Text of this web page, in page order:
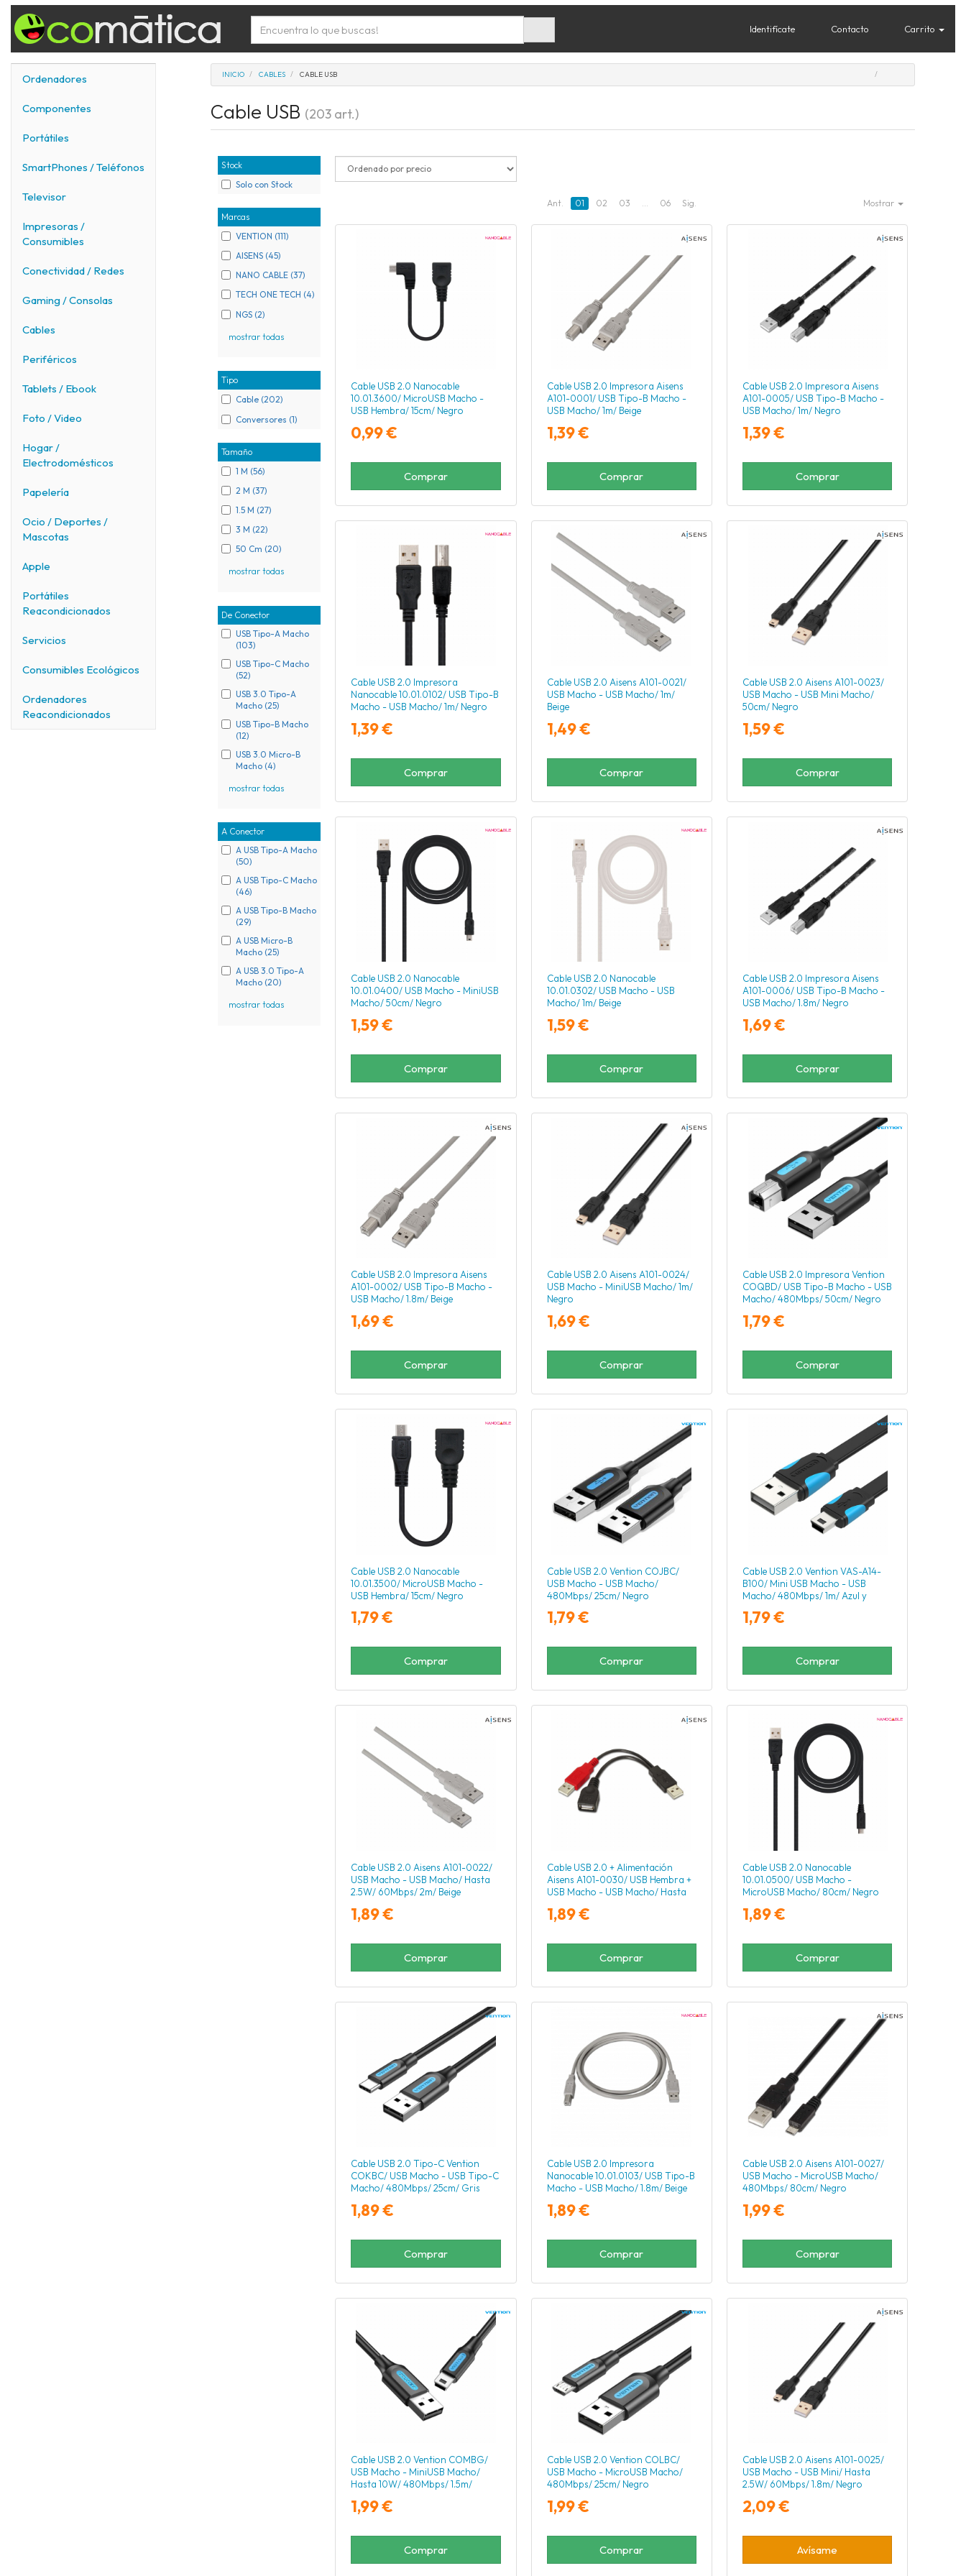
Identifícate Contacto Carrito
Ordenadores
Componentes
Portátiles
SmartPhones / Teléfonos
Televisor
Impresoras /
Consumibles
Conectividad / Redes
Gaming / Consolas
Cables
Periféricos
Tablets / Ebook
Foto / Video
Hogar /
Electrodomésticos
Papelería
Ocio / Deportes /
Mascotas
Apple
Portátiles
Reacondicionados
Servicios
Consumibles Ecológicos
Ordenadores
Reacondicionados
INICIO CABLES CABLE USB
Cable USB (203 art.)
Stock
Solo con Stock
Marcas
VENTION (111)
AISENS (45)
NANO CABLE (37)
TECH ONE TECH (4)
NGS (2)
mostrar todas
Tipo
Cable (202)
Conversores (1)
Tamaño
1 M (56)
2 M (37)
1.5 M (27)
3 M (22)
50 Cm (20)
mostrar todas
De Conector
USB Tipo-A Macho
(103)
USB Tipo-C Macho
(52)
USB 3.0 Tipo-A
Macho (25)
USB Tipo-B Macho
(12)
USB 3.0 Micro-B
Macho (4)
mostrar todas
A Conector
A USB Tipo-A Macho
(50)
A USB Tipo-C Macho
(46)
A USB Tipo-B Macho
(29)
A USB Micro-B
Macho (25)
A USB 3.0 Tipo-A
Macho (20)
mostrar todas
Ant. 01 02 03 06 Sig. Mostrar
Cable USB 2.0 Nanocable
10.01.3600/ MicroUSB Macho -
USB Hembra/ 15cm/ Negro
0,99 €
Comprar
Cable USB 2.0 Impresora Aisens
A101-0001/ USB Tipo-B Macho -
USB Macho/ 1m/ Beige
1,39 €
Comprar
Cable USB 2.0 Impresora Aisens
A101-0005/ USB Tipo-B Macho -
USB Macho/ 1m/ Negro
1,39 €
Comprar
Cable USB 2.0 Impresora
Nanocable 10.01.0102/ USB Tipo-B
Macho - USB Macho/ 1m/ Negro
1,39 €
Comprar
Cable USB 2.0 Aisens A101-0021/
USB Macho - USB Macho/ 1m/
Beige
1,49 €
Comprar
Cable USB 2.0 Aisens A101-0023/
USB Macho - USB Mini Macho/
50cm/ Negro
1,59 €
Comprar
Cable USB 2.0 Nanocable
10.01.0400/ USB Macho - MiniUSB
Macho/ 50cm/ Negro
1,59 €
Comprar
Cable USB 2.0 Nanocable
10.01.0302/ USB Macho - USB
Macho/ 1m/ Beige
1,59 €
Comprar
Cable USB 2.0 Impresora Aisens
A101-0006/ USB Tipo-B Macho -
USB Macho/ 1.8m/ Negro
1,69 €
Comprar
Cable USB 2.0 Impresora Aisens
A101-0002/ USB Tipo-B Macho -
USB Macho/ 1.8m/ Beige
1,69 €
Comprar
Cable USB 2.0 Aisens A101-0024/
USB Macho - MiniUSB Macho/ 1m/
Negro
1,69 €
Comprar
Cable USB 2.0 Impresora Vention
COQBD/ USB Tipo-B Macho - USB
Macho/ 480Mbps/ 50cm/ Negro
1,79 €
Comprar
Cable USB 2.0 Nanocable
10.01.3500/ MicroUSB Macho -
USB Hembra/ 15cm/ Negro
1,79 €
Comprar
Cable USB 2.0 Vention COJBC/
USB Macho - USB Macho/
480Mbps/ 25cm/ Negro
1,79 €
Comprar
Cable USB 2.0 Vention VAS-A14-
B100/ Mini USB Macho - USB
Macho/ 480Mbps/ 1m/ Azul y
1,79 €
Comprar
Cable USB 2.0 Aisens A101-0022/
USB Macho - USB Macho/ Hasta
2.5W/ 60Mbps/ 2m/ Beige
1,89 €
Comprar
Cable USB 2.0 + Alimentación
Aisens A101-0030/ USB Hembra +
USB Macho - USB Macho/ Hasta
1,89 €
Comprar
Cable USB 2.0 Nanocable
10.01.0500/ USB Macho -
MicroUSB Macho/ 80cm/ Negro
1,89 €
Comprar
Cable USB 2.0 Tipo-C Vention
COKBC/ USB Macho - USB Tipo-C
Macho/ 480Mbps/ 25cm/ Gris
1,89 €
Comprar
Cable USB 2.0 Impresora
Nanocable 10.01.0103/ USB Tipo-B
Macho - USB Macho/ 1.8m/ Beige
1,89 €
Comprar
Cable USB 2.0 Aisens A101-0027/
USB Macho - MicroUSB Macho/
480Mbps/ 80cm/ Negro
1,99 €
Comprar
Cable USB 2.0 Vention COMBG/
USB Macho - MiniUSB Macho/
Hasta 10W/ 480Mbps/ 1.5m/
1,99 €
Comprar
Cable USB 2.0 Vention COLBC/
USB Macho - MicroUSB Macho/
480Mbps/ 25cm/ Negro
1,99 €
Comprar
Cable USB 2.0 Aisens A101-0025/
USB Macho - USB Mini/ Hasta
2.5W/ 60Mbps/ 1.8m/ Negro
2,09 €
Avísame